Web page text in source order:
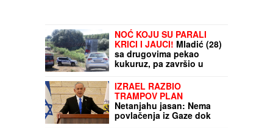
NOĆ KOJU SU PARALI
KRICI I JAUCI! Mladić (28)
sa drugovima pekao
kukuruz, pa završio u
Potonuo u jezivi mulj
pred očima drugova
(FOTO, VIDEO)
IZRAEL RAZBIO
TRAMPOV PLAN
Netanjahu jasan: Nema
povlačenja iz Gaze dok